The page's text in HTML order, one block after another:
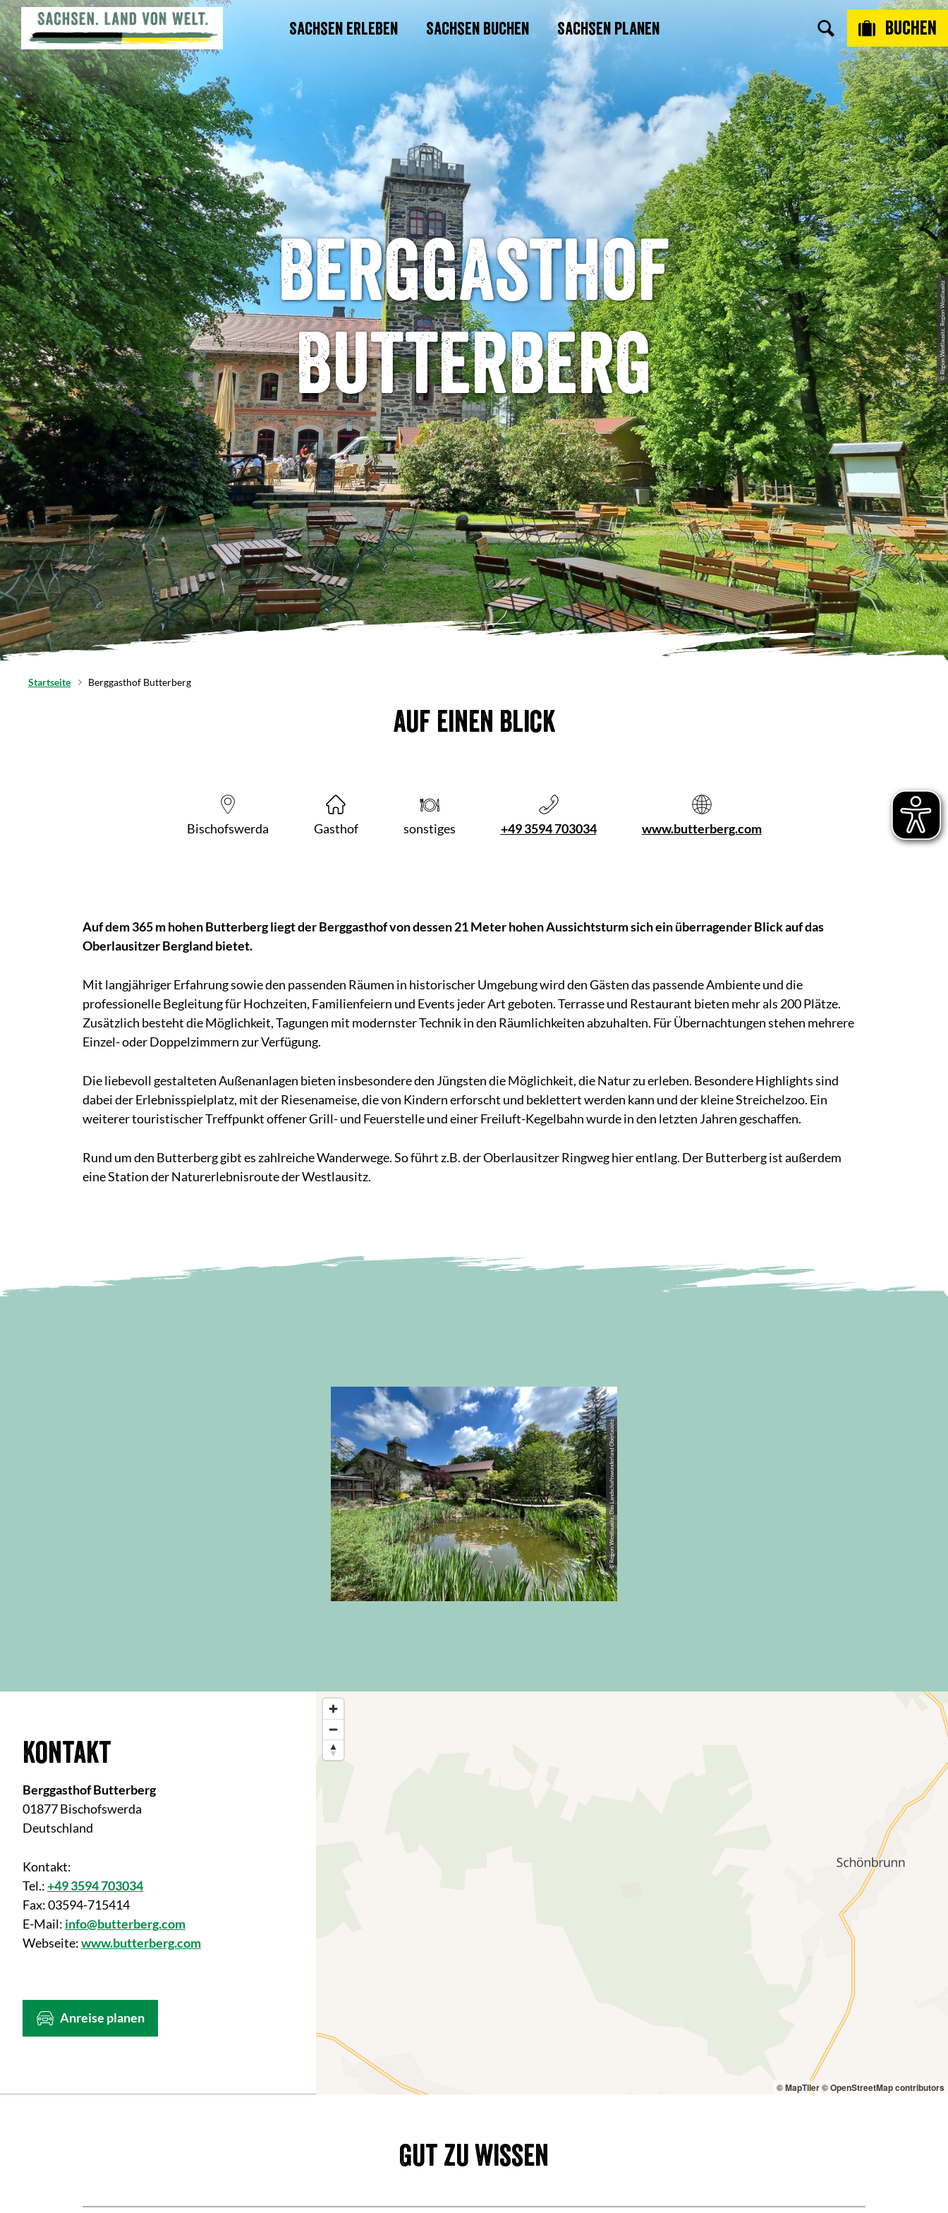
Sachsen erleben Sachsen buchen Sachsen planen Buchen
© Region Westlausitz, Region Westlausitz
Berggasthof
Butterberg
Startseite Berggasthof Butterberg
Auf einen Blick
Bischofswerda Gasthof sonstiges +49 3594 703034 www.butterberg.com
Auf dem 365 m hohen Butterberg liegt der Berggasthof von dessen 21 Meter hohen Aussichtsturm sich ein überragender Blick auf das
Oberlausitzer Bergland bietet.
Mit langjähriger Erfahrung sowie den passenden Räumen in historischer Umgebung wird den Gästen das passende Ambiente und die
professionelle Begleitung für Hochzeiten, Familienfeiern und Events jeder Art geboten. Terrasse und Restaurant bieten mehr als 200 Plätze.
Zusätzlich besteht die Möglichkeit, Tagungen mit modernster Technik in den Räumlichkeiten abzuhalten. Für Übernachtungen stehen mehrere
Einzel- oder Doppelzimmern zur Verfügung.
Die liebevoll gestalteten Außenanlagen bieten insbesondere den Jüngsten die Möglichkeit, die Natur zu erleben. Besondere Highlights sind
dabei der Erlebnisspielplatz, mit der Riesenameise, die von Kindern erforscht und beklettert werden kann und der kleine Streichelzoo. Ein
weiterer touristischer Treffpunkt offener Grill- und Feuerstelle und einer Freiluft-Kegelbahn wurde in den letzten Jahren geschaffen.
Rund um den Butterberg gibt es zahlreiche Wanderwege. So führt z.B. der Oberlausitzer Ringweg hier entlang. Der Butterberg ist außerdem
eine Station der Naturerlebnisroute der Westlausitz.
© Region Westlausitz, Das Landschaftswunderland Oberlausitz
Kontakt
Berggasthof Butterberg
01877 Bischofswerda
Deutschland
Kontakt:
Tel.:+49 3594 703034
Fax:03594-715414
E-Mail: info@butterberg.com
Webseite:www.butterberg.com
Anreise planen
© MapTiler© OpenStreetMap contributors
Gut zu wissen